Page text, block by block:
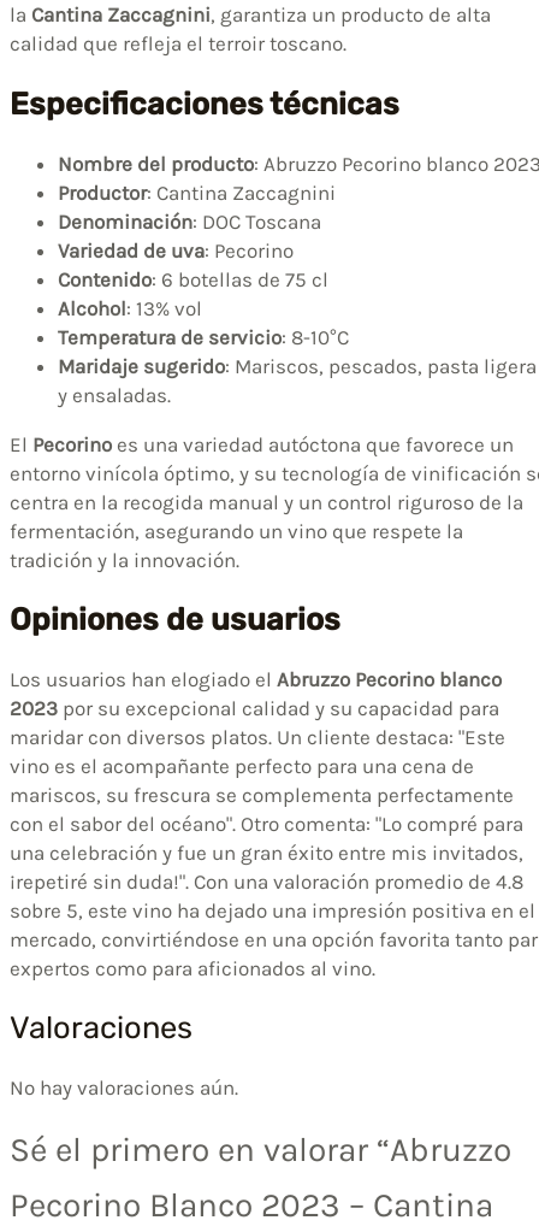
la Cantina Zaccagnini, garantiza un producto de alta
calidad que refleja el terroir toscano.
Especificaciones técnicas
Nombre del producto: Abruzzo Pecorino blanco
Productor: Cantina Zaccagnini
Denominación: DOC Toscana
Variedad de uva: Pecorino
Contenido: 6 botellas de 75 cl
Alcohol: 13% vol
Temperatura de servicio: 8-10°C
Maridaje sugerido: Mariscos, pescados, pasta ligera
y ensaladas.
El Pecorino es una variedad autóctona que favorece un
entorno vinícola óptimo, y su tecnología de vinificación
centra en la recogida manual y un control riguroso de la
fermentación, asegurando un vino que respete la
tradición y la innovación.
Opiniones de usuarios
Los usuarios han elogiado el Abruzzo Pecorino blanco
2023 por su excepcional calidad y su capacidad para
maridar con diversos platos. Un cliente destaca: "Este
vino es el acompañante perfecto para una cena de
mariscos, su frescura se complementa perfectamente
con el sabor del océano". Otro comenta: "Lo compré para
una celebración y fue un gran éxito entre mis invitados,
¡repetiré sin duda!". Con una valoración promedio de 4.8
sobre 5, este vino ha dejado una impresión positiva en el
mercado, convirtiéndose en una opción favorita tanto
expertos como para aficionados al vino.
Valoraciones
No hay valoraciones aún.
Sé el primero en valorar “Abruzzo
Pecorino Blanco 2023 – Cantina